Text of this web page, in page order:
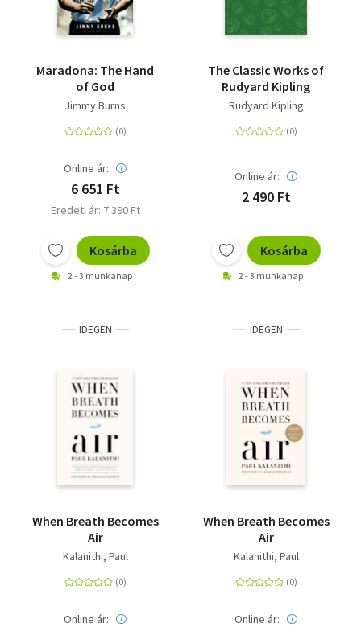
Maradona: The Hand
of God
Jimmy Burns
Online ár:
6 651 Ft
Eredeti ár: 7 390 Ft
Kosárba
2 - 3 munkanap
The Classic Works of
Rudyard Kipling
Rudyard Kipling
Online ár:
2 490 Ft
Kosárba
2 - 3 munkanap
IDEGEN
When Breath Becomes
Air
Kalanithi, Paul
Online ár:
IDEGEN
When Breath Becomes
Air
Kalanithi, Paul
Online ár: